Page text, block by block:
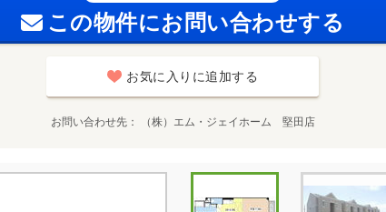
この物件にお問い合わせする
お気に入りに追加する
お問い合わせ先 （株）エム・ジェイホーム 堅田店